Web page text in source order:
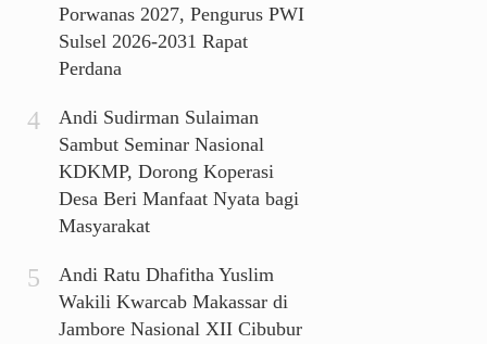
Porwanas 2027, Pengurus PWI
Sulsel 2026-2031 Rapat
Perdana
Andi Sudirman Sulaiman
Sambut Seminar Nasional
KDKMP, Dorong Koperasi
Desa Beri Manfaat Nyata bagi
Masyarakat
Andi Ratu Dhafitha Yuslim
Wakili Kwarcab Makassar di
Jambore Nasional XII Cibubur